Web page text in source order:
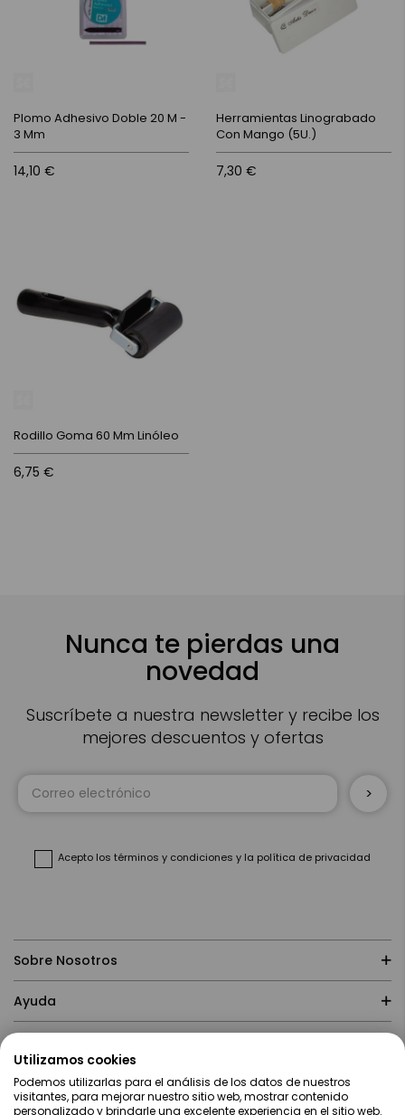
Plomo Adhesivo Doble 20 M -
3 Mm
14,10 €
Herramientas Linograbado
Con Mango (5U.)
7,30 €
Rodillo Goma 60 Mm Linóleo
6,75 €
Nunca te pierdas una
novedad
Suscríbete a nuestra newsletter y recibe los
mejores descuentos y ofertas
Acepto los términos y condiciones y la política de privacidad
Sobre Nosotros
Ayuda
Contacto
Utilizamos cookies
Podemos utilizarlas para el análisis de los datos de nuestros
visitantes, para mejorar nuestro sitio web, mostrar contenido
personalizado y brindarle una excelente experiencia en el sitio web.